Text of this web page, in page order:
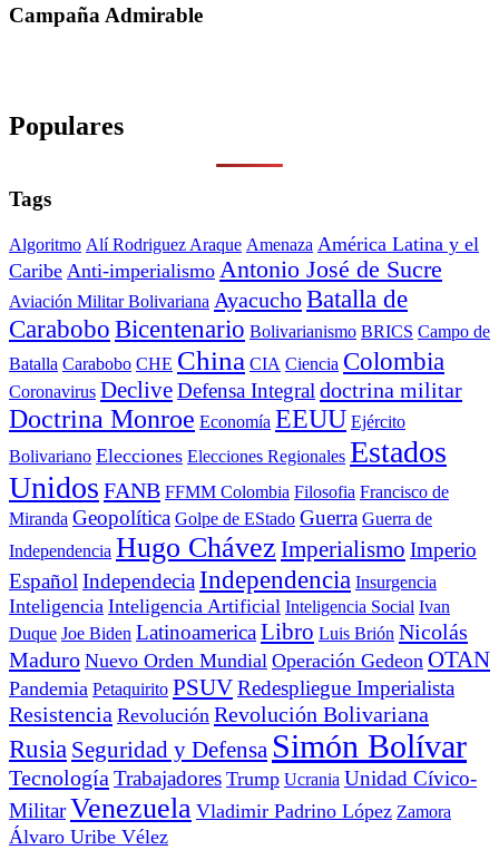
Campaña Admirable
Populares
Tags
Algoritmo Alí Rodriguez Araque Amenaza América Latina y el
Caribe Anti-imperialismo Antonio José de Sucre
Aviación Militar Bolivariana AyacuchoBatalla de
Carabobo Bicentenario Bolivarianismo BRICS Campo de
Batalla Carabobo CHE China CIA Ciencia Colombia
Coronavirus DecliveDefensa Integral doctrina militar
Doctrina Monroe Economía EEUU Ejército
Bolivariano Elecciones Elecciones Regionales Estados
Unidos FANB FFMM Colombia Filosofia Francisco de
Miranda Geopolítica Golpe de EStado Guerra Guerra de
Independencia Hugo Chávez Imperialismo Imperio
Español IndependeciaIndependencia Insurgencia
Inteligencia Inteligencia Artificial Inteligencia Social Ivan
Duque Joe Biden LatinoamericaLibro Luis Brión Nicolás
Maduro Nuevo Orden Mundial Operación Gedeon OTAN
Pandemia Petaquirito PSUVRedespliegue Imperialista
Resistencia Revolución Revolución Bolivariana
Rusia Seguridad y Defensa Simón Bolívar
Tecnología Trabajadores Trump Ucrania Unidad Cívico-
MilitarVenezuela Vladimir Padrino López Zamora
Álvaro Uribe Vélez